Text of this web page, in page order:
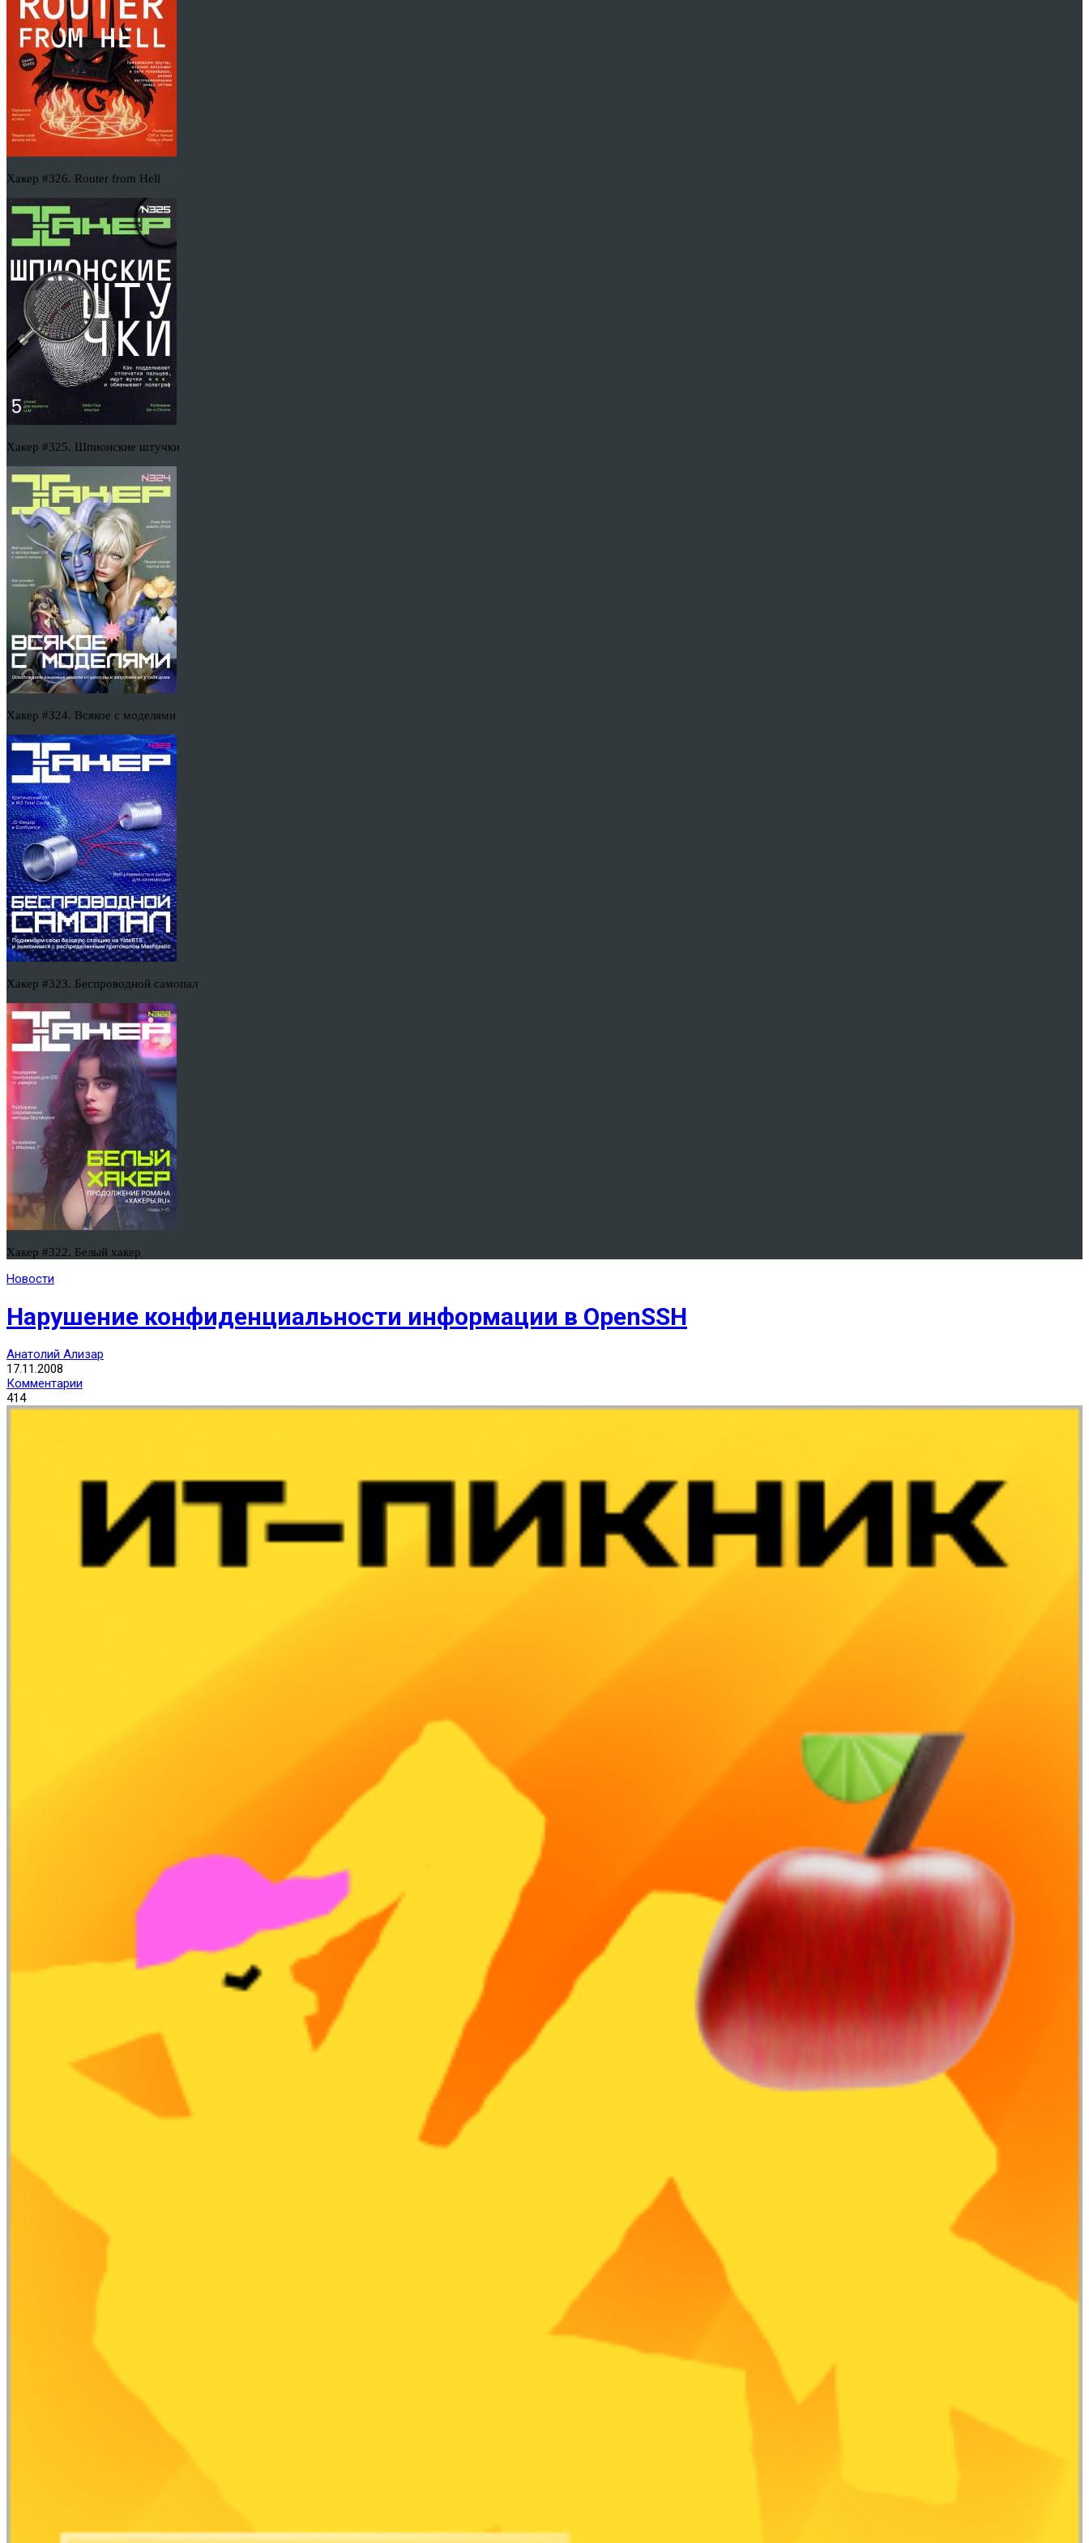
Хакер #326. Router from Hell
Хакер #325. Шпионские штучки
Хакер #324. Всякое с моделями
Хакер #323. Беспроводной самопал
Хакер #322. Белый хакер
Новости
Нарушение конфиденциальности информации в OpenSSH
Анатолий Ализар
17.11.2008
Комментарии
414